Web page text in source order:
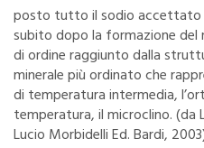
posto tutto il sodio accettato
subito dopo la formazione del
di ordine raggiunto dalla
minerale più ordinato che
di temperatura intermedia,
temperatura, il microclino.
Lucio Morbidelli Ed. Bardi,